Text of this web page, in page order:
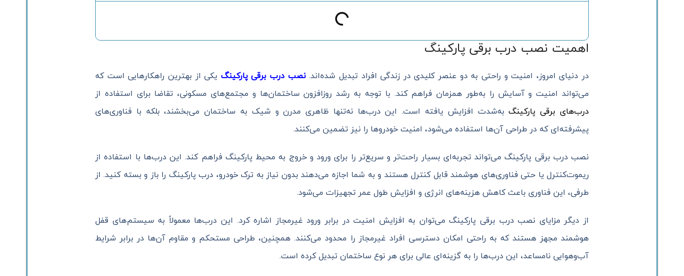
اهمیت نصب درب برقی پارکینگ
در دنیای امروز، امنیت و راحتی به دو عنصر کلیدی در زندگی افراد تبدیل شده‌اند.نصب درب برقی پارکینگ یکی از بهترین راهکارهایی است که
می‌تواند امنیت و آسایش را به‌طور همزمان فراهم کند. با توجه به رشد روزافزون ساختمان‌ها و مجتمع‌های مسکونی، تقاضا برای استفاده از
درب‌های برقی پارکینگبه‌شدت افزایش یافته است. این درب‌ها نه‌تنها ظاهری مدرن و شیک به ساختمان می‌بخشند، بلکه با فناوری‌های
پیشرفته‌ای که در طراحی آن‌ها استفاده می‌شود، امنیت خودروها را نیز تضمین می‌کنند.
نصب درب برقی پارکینگ می‌تواند تجربه‌ای بسیار راحت‌تر و سریع‌تر را برای ورود و خروج به محیط پارکینگ فراهم کند. این درب‌ها با استفاده از
ریموت‌کنترل یا حتی فناوری‌های هوشمند قابل کنترل هستند و به شما اجازه می‌دهند بدون نیاز به ترک خودرو، درب پارکینگ را باز و بسته کنید. از
طرفی، این فناوری باعث کاهش هزینه‌های انرژی و افزایش طول عمر تجهیزات می‌شود.
از دیگر مزایای نصب درب برقی پارکینگ می‌توان به افزایش امنیت در برابر ورود غیرمجاز اشاره کرد. این درب‌ها معمولاً به سیستم‌های قفل
هوشمند مجهز هستند که به راحتی امکان دسترسی افراد غیرمجاز را محدود می‌کنند. همچنین، طراحی مستحکم و مقاوم آن‌ها در برابر شرایط
آب‌وهوایی نامساعد، این درب‌ها را به گزینه‌ای عالی برای هر نوع ساختمان تبدیل کرده است.